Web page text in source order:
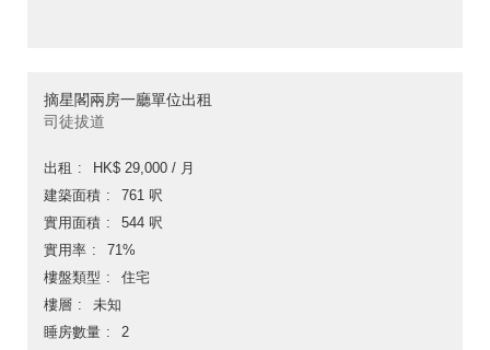
摘星閣兩房一廳單位出租
司徒拔道
出租
HK$ 29,000 / 月
建築面積
761 呎
實用面積
544 呎
實用率
71%
樓盤類型
住宅
樓層
未知
睡房數量
2